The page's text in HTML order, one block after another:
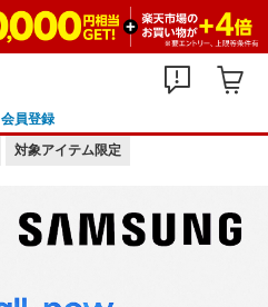
会員登録
対象アイテム限定